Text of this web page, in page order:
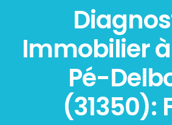
Immobilier
Pé-
(31350):